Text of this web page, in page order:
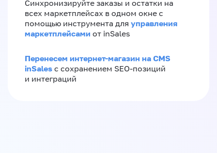
Синхронизируйте заказы и остатки на
всех маркетплейсах в одном окне с
помощью инструмента для управления
маркетплейсами от inSales
Перенесем интернет-магазин на CMS
inSales с сохранением SEO-позиций
и интеграций